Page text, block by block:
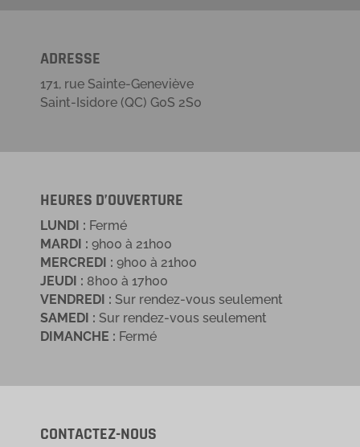
ADRESSE
171, rue Sainte-Geneviève
Saint-Isidore (QC) G0S 2S0
HEURES D’OUVERTURE
LUNDI : Fermé
MARDI : 9h00 à 21h00
MERCREDI : 9h00 à 21h00
JEUDI : 8h00 à 17h00
VENDREDI : Sur rendez-vous seulement
SAMEDI : Sur rendez-vous seulement
DIMANCHE : Fermé
CONTACTEZ-NOUS